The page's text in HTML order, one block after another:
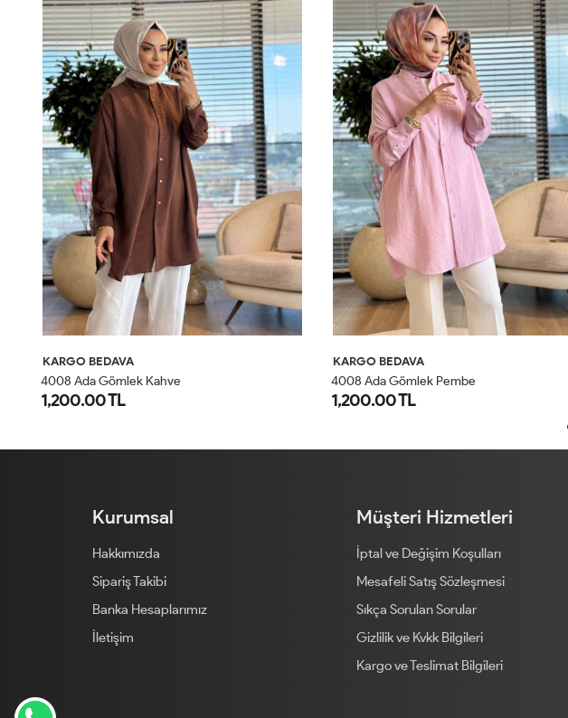
KARGO BEDAVA
4008 Ada Gömlek Kahve
1,200.00 TL
KARGO BEDAVA
4008 Ada Gömlek Pembe
1,200.00 TL
Kurumsal
Hakkımızda
Sipariş Takibi
Banka Hesaplarımız
İletişim
Müşteri Hizmetleri
İptal ve Değişim Koşulları
Mesafeli Satış Sözleşmesi
Sıkça Sorulan Sorular
Gizlilik ve Kvkk Bilgileri
Kargo ve Teslimat Bilgileri